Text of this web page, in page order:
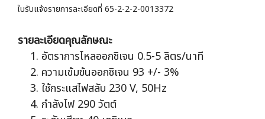
ใบรับแจ้งรายการละเอียดที่ 65-2-2-2-0013372
รายละเอียดคุณลักษณะ
อัตราการไหลออกซิเจน 0.5-5 ลิตร/นาที
ความเข้มข้นออกซิเจน 93 +/- 3%
ใช้กระแสไฟสลับ 230 V, 50Hz
กำลังไฟ 290 วัตต์